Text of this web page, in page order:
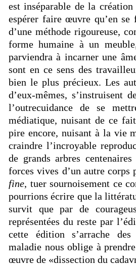
est inséparable de la
espérer faire œuvre qu’en se
d’une méthode rigoureuse,
forme humaine à un
parviendra à incarner une
sont en ce sens des
bien le plus précieux. Les
d’eux-mêmes, s’instruisent
l’outrecuidance de se
médiatique, nuisant de ce
pire encore, nuisant à la vie
craindre l’incroyable
de grands arbres
forces vives d’un autre
fine, tuer sournoisement ce
pourrions écrire que la
survit que par de
représentées du reste par
cette édition s’arrache
maladie nous oblige à
œuvre de «dissection du